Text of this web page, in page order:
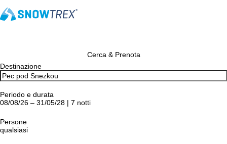
Cerca & Prenota
Destinazione
Periodo e durata
08/08/26 – 31/05/28 | 7 notti
Persone
qualsiasi